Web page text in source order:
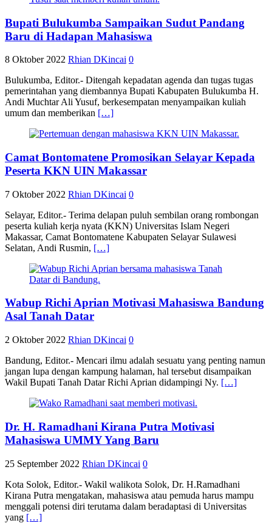
Bupati Bulukumba Sampaikan Sudut Pandang
Baru di Hadapan Mahasiswa
8 Oktober 2022 Rhian DKincai 0
Bulukumba, Editor.- Ditengah kepadatan agenda dan tugas tugas
pemerintahan yang diembannya Bupati Kabupaten Bulukumba H.
Andi Muchtar Ali Yusuf, berkesempatan menyampaikan kuliah
umum dan memberikan […]
Camat Bontomatene Promosikan Selayar Kepada
Peserta KKN UIN Makassar
7 Oktober 2022 Rhian DKincai 0
Selayar, Editor.- Terima delapan puluh sembilan orang rombongan
peserta kuliah kerja nyata (KKN) Universitas Islam Negeri
Makassar, Camat Bontomatene Kabupaten Selayar Sulawesi
Selatan, Andi Rusmin, […]
Wabup Richi Aprian Motivasi Mahasiswa Bandung
Asal Tanah Datar
2 Oktober 2022 Rhian DKincai 0
Bandung, Editor.- Mencari ilmu adalah sesuatu yang penting namun
jangan lupa dengan kampung halaman, hal tersebut disampaikan
Wakil Bupati Tanah Datar Richi Aprian didampingi Ny. […]
Dr. H. Ramadhani Kirana Putra Motivasi
Mahasiswa UMMY Yang Baru
25 September 2022 Rhian DKincai 0
Kota Solok, Editor.- Wakil walikota Solok, Dr. H.Ramadhani
Kirana Putra mengatakan, mahasiswa atau pemuda harus mampu
menggali potensi diri terutama dalam beradaptasi di Universitas
yang […]